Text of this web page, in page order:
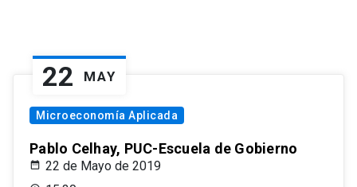
22 MAY
Microeconomía Aplicada
Pablo Celhay, PUC-Escuela de Gobierno
22 de Mayo de 2019